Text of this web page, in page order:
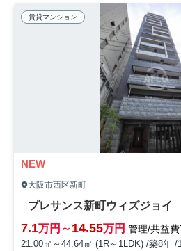
賃貸マンション
NEW
大阪市西区新町
プレサンス新町ウィズジョイ
7.1万円～14.55万円 管理/共益
21.00㎡～44.64㎡ (1R～1LDK) /築8年 /